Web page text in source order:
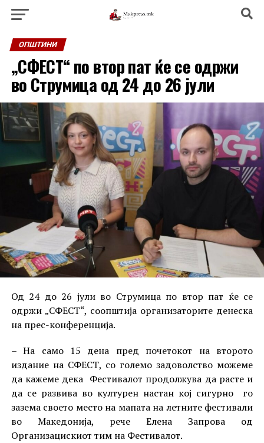
ОПШТИНИ
„СФЕСТ“ по втор пат ќе се одржи
во Струмица од 24 до 26 јули
Од 24 до 26 јули во Струмица по втор пат ќе се
одржи „СФЕСТ“, соопштија организаторите денеска
на прес-конференција.
– На само 15 дена пред почетокот на второто
издание на СФЕСТ, со големо задоволство можеме
да кажеме дека Фестивалот продолжува да расте и
да се развива во културен настан кој сигурно го
зазема своето место на мапата на летните фестивали
во Македонија, рече Елена Запрова од
Организацискиот тим на Фестивалот.